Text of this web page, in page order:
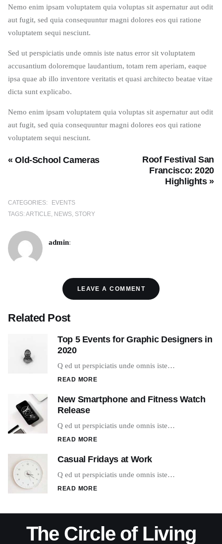
Nemo enim ipsam voluptatem quia voluptas sit aspernatur aut odit
aut fugit, sed quia consequuntur magni dolores eos qui ratione
voluptatem sequi nesciunt.
Sed ut perspiciatis unde omnis iste natus error sit voluptatem
accusantium doloremque laudantium, totam rem aperiam, eaque
ipsa quae ab illo inventore veritatis et quasi architecto beatae vitae
dicta sunt explicabo.
Nemo enim ipsam voluptatem quia voluptas sit aspernatur aut odit
aut fugit, sed quia consequuntur magni dolores eos qui ratione
voluptatem sequi nesciunt.
Roof Festival San
Francisco: 2020
Highlights »
« Old-School Cameras
CATEGORIES:
EVENTS
TAGS: ARTICLE NEWS STORY
admin:
LEAVE A COMMENT
Related Post
Top 5 Events for Graphic Designers in
2020
Q ed ut perspiciatis unde omnis iste…
READ MORE
New Smartphone and Fitness Watch
Release
Q ed ut perspiciatis unde omnis iste…
READ MORE
Casual Fridays at Work
Q ed ut perspiciatis unde omnis iste…
READ MORE
The Circle of Living